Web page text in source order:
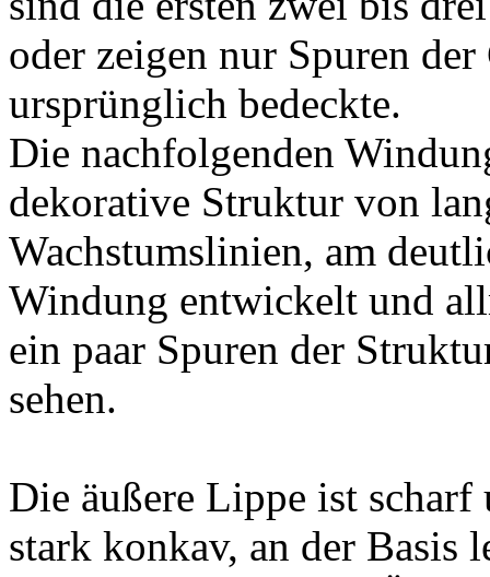
oder zeigen nur Spuren
ursprünglich bedeckte.
Die nachfolgenden
dekorative Struktur von
Wachstumslinien, am
Windung entwickelt und
ein paar Spuren der
sehen.
Die äußere Lippe ist
stark konkav, an der Basis